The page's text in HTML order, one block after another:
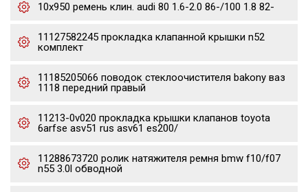
10x950 ремень клин. audi 80 1.6-2.0 86-/100 1.8 82-
11127582245 прокладка клапанной крышки n52
комплект
11185205066 поводок стеклоочистителя bakony ваз
1118 передний правый
11213-0v020 прокладка крышки клапанов toyota
6arfse asv51 rus asv61 es200/
11288673720 ролик натяжителя ремня bmw f10/f07
n55 3.0l обводной